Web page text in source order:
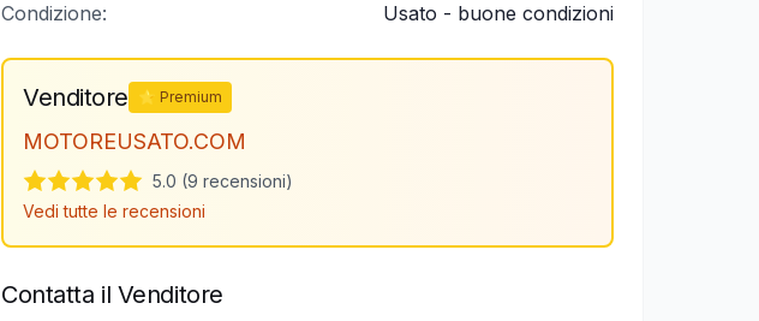
Condizione:
Usato - buone condizioni
Venditore ⭐ Premium
MOTOREUSATO.COM
5.0 (9 recensioni)
Vedi tutte le recensioni
Contatta il Venditore